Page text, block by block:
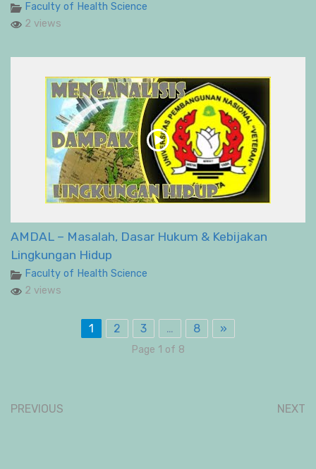
Faculty of Health Science
2 views
AMDAL – Masalah, Dasar Hukum & Kebijakan
Lingkungan Hidup
Faculty of Health Science
2 views
1 2 3 … 8 »
Page 1 of 8
PREVIOUS NEXT